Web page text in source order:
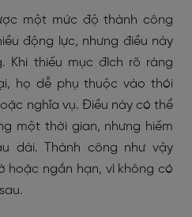
một mức độ thành công
động lực, nhưng điều này
Khi thiếu mục đích rõ ràng
họ dễ phụ thuộc vào thói
nghĩa vụ. Điều này có thể
một thời gian, nhưng hiếm
dài. Thành công như vậy
hoặc ngắn hạn, vì không có